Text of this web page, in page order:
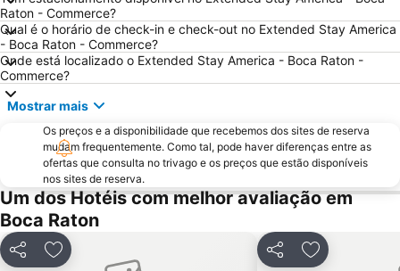
Raton - Commerce?
Qual é o horário de check-in e check-out no Extended Stay America
- Boca Raton - Commerce?
Onde está localizado o Extended Stay America - Boca Raton -
Commerce?
Mostrar mais
Os preços e a disponibilidade que recebemos dos sites de reserva
mudam frequentemente. Como tal, pode haver diferenças entre as
ofertas que consulta no trivago e os preços que estão disponíveis
nos sites de reserva.
Um dos Hotéis com melhor avaliação em
Boca Raton
PartilharAdicionar aos favoritos PartilharAdicionar